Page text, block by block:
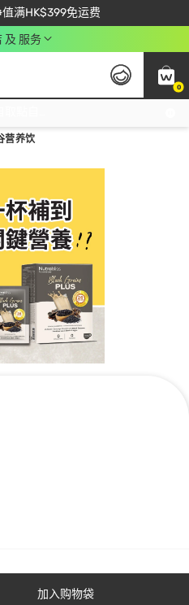
满HK$399免运费
会员尽享独家优惠
输入 NEWAPP 即减$50
及 服务
0
营养饮
加入购物袋